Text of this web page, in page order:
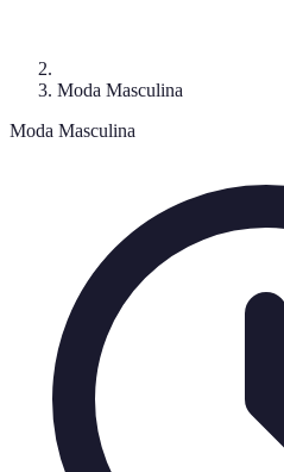
Moda Masculina
Moda Masculina